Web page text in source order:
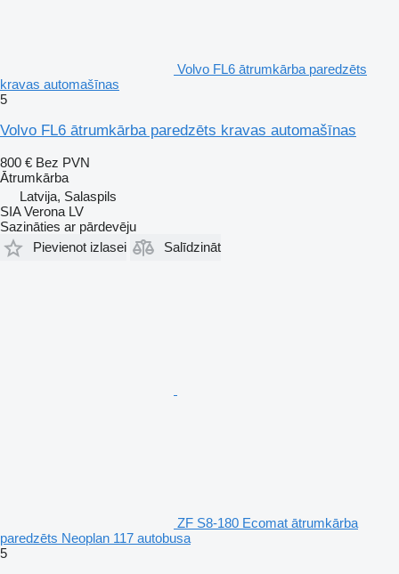
Volvo FL6 ātrumkārba paredzēts
kravas automašīnas
5
Volvo FL6 ātrumkārba paredzēts kravas automašīnas
800 € Bez PVN
Ātrumkārba
Latvija, Salaspils
SIA Verona LV
Sazināties ar pārdevēju
Pievienot izlasei
Salīdzināt
ZF S8-180 Ecomat ātrumkārba
paredzēts Neoplan 117 autobusa
5